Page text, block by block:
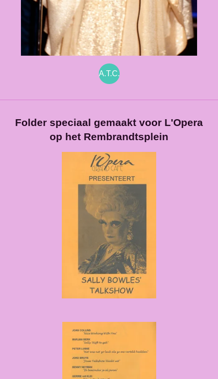
A.T.C.
Folder speciaal gemaakt voor L'Opera
op het Rembrandtsplein